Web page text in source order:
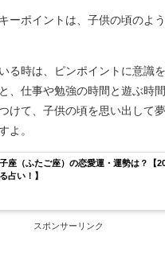
ーポイントは、子供の頃のよ
る時は、ピンポイントに意識
、仕事や勉強の時間と遊ぶ時
けて、子供の頃を思い出して
よ。
座（ふたご座）の恋愛運・運勢は？【
占い！】
スポンサーリンク